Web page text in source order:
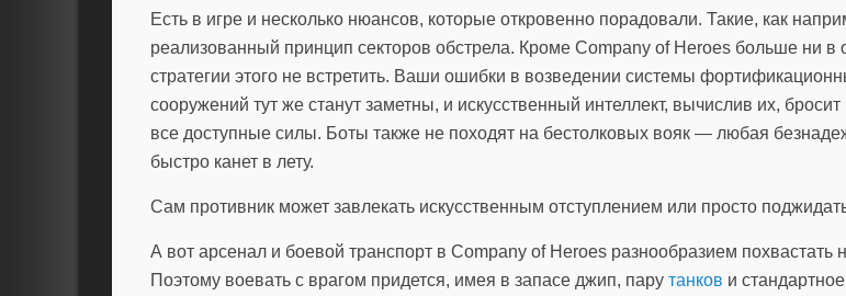
Есть в игре и несколько нюансов, которые откровенно порадовали. Такие, как
реализованный принцип секторов обстрела. Кроме Company of Heroes больше ни в
стратегии этого не встретить. Ваши ошибки в возведении системы
сооружений тут же станут заметны, и искусственный интеллект, вычислив их,
все доступные силы. Боты также не походят на бестолковых вояк — любая
быстро канет в лету.
Сам противник может завлекать искусственным отступлением или просто
А вот арсенал и боевой транспорт в Company of Heroes разнообразием похвастать
Поэтому воевать с врагом придется, имея в запасе джип, пару танков и